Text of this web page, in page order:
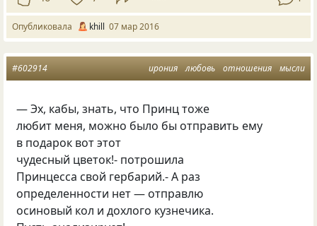
Опубликовала khill 07 мар 2016
ирония любовь отношения мысли
#602914
— Эх, кабы, знать, что Принц тоже
любит меня, можно было бы отправить ему
в подарок вот этот
чудесный цветок!- потрошила
Принцесса свой гербарий.- А раз
определенности нет — отправлю
осиновый кол и дохлого кузнечика.